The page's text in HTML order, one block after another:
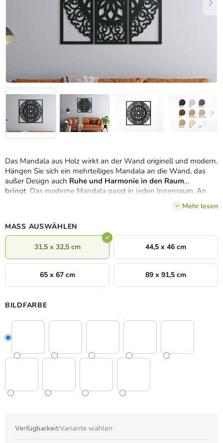
Das Mandala aus Holz wirkt an der Wand originell und modern.
Hängen Sie sich ein mehrteiliges Mandala an die Wand, das
außer Design auch Ruhe und Harmonie in den Raum
bringt. Das moderne Mandala passt in jeden Innenraum. An
der Wand kann es nicht nur als Bild, sondern auch alsMehr lesen
MASS AUSWÄHLEN
31,5 x 32,5 cm 44,5 x 46 cm
65 x 67 cm 89 x 91,5 cm
BILDFARBE
Verfügbarkeit:Variante wählen